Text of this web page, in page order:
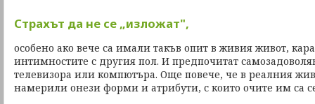
Страхът да не се „изложат",
особено ако вече са имали такъв опит в живия живот,
интимностите с другия пол. И предпочитат
телевизора или компютъра. Още повече, че в реалния
намерили онези форми и атрибути, с които очите им са